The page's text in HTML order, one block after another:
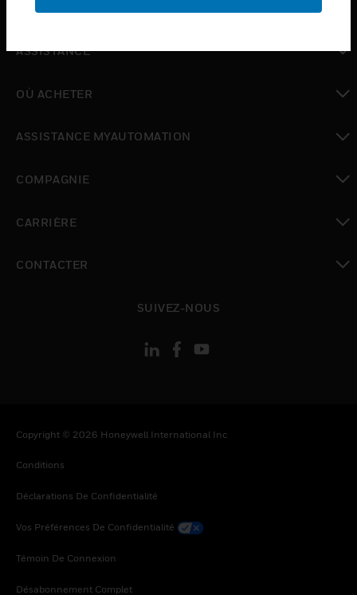
INDUSTRIES
ASSISTANCE
OÙ ACHETER
ASSISTANCE MYAUTOMATION
COMPAGNIE
CARRIÈRE
CONTACTER
SUIVEZ-NOUS
Copyright © 2026 Honeywell International Inc
Conditions
Déclarations De Confidentialité
Vos Préférences De Confidentialité
Témoin De Connexion
Désabonnement Complet